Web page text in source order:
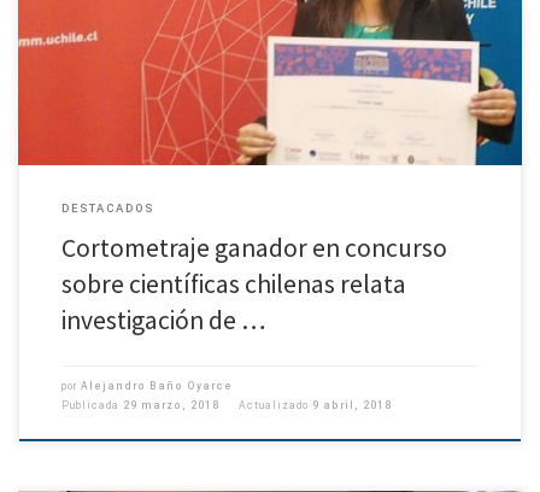
destacada labor en modelación de tsunami y desde el Observatorio del
Océano del Departamento de Geofísica de esta casa de estudios. […]
DESTACADOS
Cortometraje ganador en concurso
sobre científicas chilenas relata
investigación de …
por Alejandro Baño Oyarce
Publicada 29 marzo, 2018 Actualizado 9 abril, 2018